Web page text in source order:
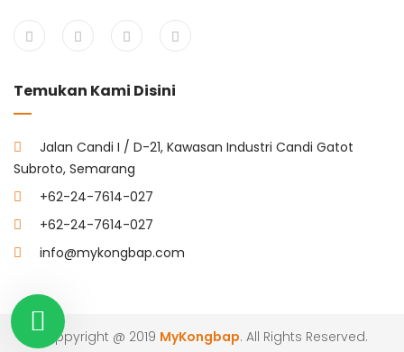
Temukan Kami Disini
Jalan Candi I / D-21, Kawasan Industri Candi Gatot
Subroto, Semarang
+62-24-7614-027
+62-24-7614-027
info@mykongbap.com
Coppyright @ 2019 MyKongbap. All Rights Reserved.